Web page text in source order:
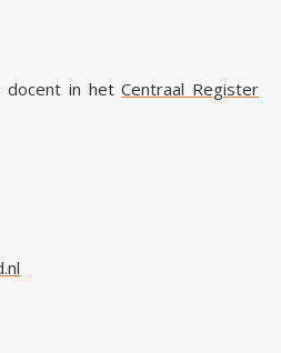
docent in hetCentraal Register